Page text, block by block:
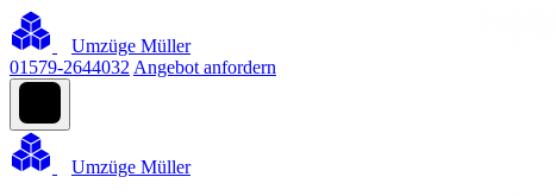
Umzüge Müller
01579-2644032 Angebot anfordern
Umzüge Müller